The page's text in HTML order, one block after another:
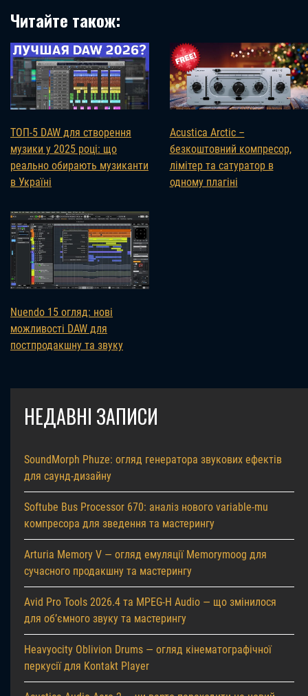
Читайте також:
ТОП-5 DAW для створення
музики у 2025 році: що
реально обирають музиканти
в Україні
Acustica Arctic –
безкоштовний компресор,
лімітер та сатуратор в
одному плагіні
Nuendo 15 огляд: нові
можливості DAW для
постпродакшну та звуку
НЕДАВНІ ЗАПИСИ
SoundMorph Phuze: огляд генератора звукових ефектів
для саунд-дизайну
Softube Bus Processor 670: аналіз нового variable-mu
компресора для зведення та мастерингу
Arturia Memory V — огляд емуляції Memorymoog для
сучасного продакшну та мастерингу
Avid Pro Tools 2026.4 та MPEG-H Audio — що змінилося
для об’ємного звуку та мастерингу
Heavyocity Oblivion Drums — огляд кінематографічної
перкусії для Kontakt Player